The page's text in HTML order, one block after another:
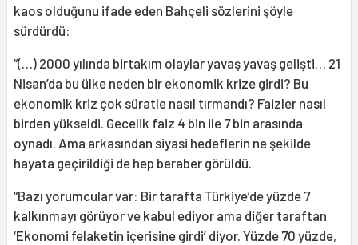
kaos olduğunu ifade eden Bahçeli sözlerini şöyle
sürdürdü:
“(…) 2000 yılında birtakım olaylar yavaş yavaş gelişti… 21
Nisan’da bu ülke neden bir ekonomik krize girdi? Bu
ekonomik kriz çok süratle nasıl tırmandı? Faizler nasıl
birden yükseldi. Gecelik faiz 4 bin ile 7 bin arasında
oynadı. Ama arkasından siyasi hedeflerin ne şekilde
hayata geçirildiği de hep beraber görüldü.
“Bazı yorumcular var: Bir tarafta Türkiye’de yüzde 7
kalkınmayı görüyor ve kabul ediyor ama diğer taraftan
‘Ekonomi felaketin içerisine girdi’ diyor. Yüzde 70 yüzde,